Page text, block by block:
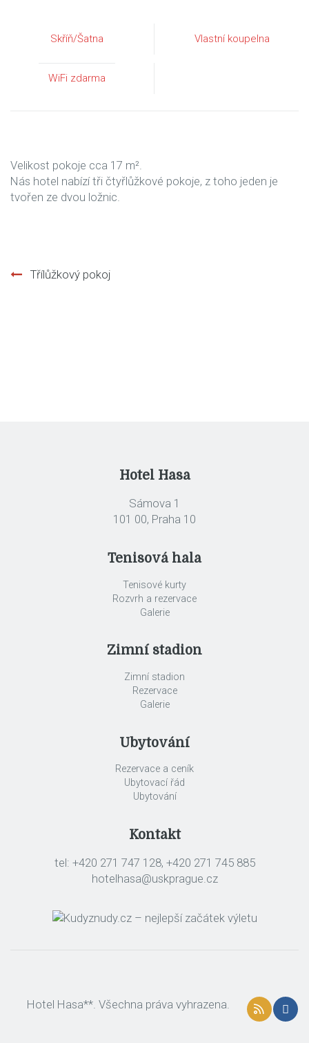
Skříň/Šatna Vlastní koupelna
WiFi zdarma
Velikost pokoje cca 17 m².
Nás hotel nabízí tři čtyřlůžkové pokoje, z toho jeden je
tvořen ze dvou ložnic.
Třílůžkový pokoj
Hotel Hasa
Sámova 1
101 00, Praha 10
Tenisová hala
Tenisové kurty
Rozvrh a rezervace
Galerie
Zimní stadion
Zimní stadion
Rezervace
Galerie
Ubytování
Rezervace a ceník
Ubytovací řád
Ubytování
Kontakt
tel: +420 271 747 128, +420 271 745 885
hotelhasa@uskprague.cz
Hotel Hasa**. Všechna práva vyhrazena.